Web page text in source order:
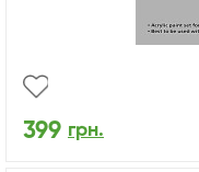
399 грн.